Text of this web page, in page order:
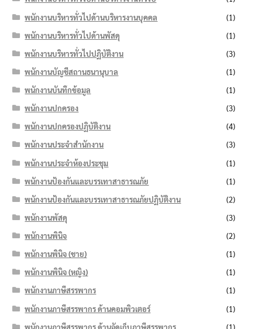
พนักงานบริหารทั่วไปด้านบริหารงานบุคคล
(1)
พนักงานบริหารทั่วไปด้านพัสดุ
(1)
พนักงานบริหารทั่วไปปฏิบัติงาน
(3)
พนักงานบัญชีสถานธนานุบาล
(1)
พนักงานบันทึกข้อมูล
(1)
พนักงานปกครอง
(3)
พนักงานปกครองปฏิบัติงาน
(4)
พนักงานประจำสำนักงาน
(3)
พนักงานประจำห้องประชุม
(1)
พนักงานป้องกันและบรรเทาสาธารณภัย
(1)
พนักงานป้องกันและบรรเทาสาธารณภัยปฏิบัติงาน
(2)
พนักงานพัสดุ
(3)
พนักงานพินิจ
(2)
พนักงานพินิจ (ชาย)
(1)
พนักงานพินิจ (หญิง)
(1)
พนักงานภาษีสรรพากร
(1)
พนักงานภาษีสรรพากร ด้านคอมพิวเตอร์
(1)
พนักงานภาษีสรรพากร ด้านจัดเก็บภาษีสรรพากร
(1)